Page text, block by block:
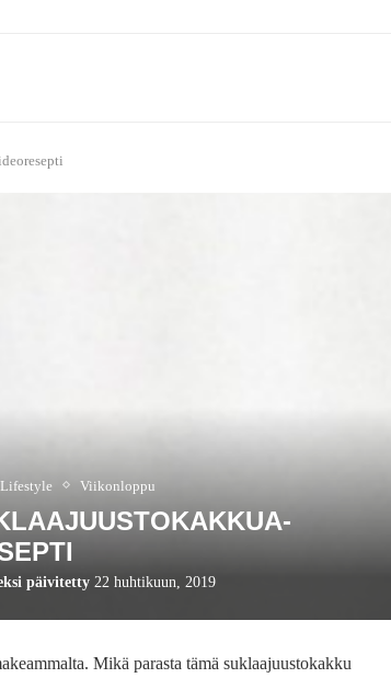
Lifestyle Viikonloppu
päivitetty 22 huhtikuun, 2019
Mikä parasta tämä suklaajuustokakku